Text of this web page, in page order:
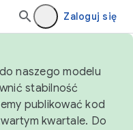
Zaloguj się
naszego modelu
stabilność
publikować kod
kwartale. Do